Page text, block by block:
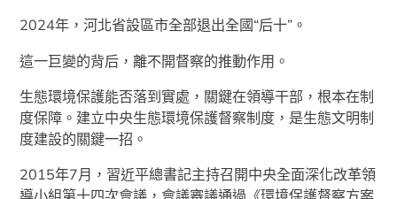
2024年，河北省設區市全部退出全國“后十”。
這一巨變的背后，離不開督察的推動作用。
生態環境保護能否落到實處，關鍵在領導干部，根本在制
度保障。建立中央生態環境保護督察制度，是生態文明制
度建設的關鍵一招。
2015年7月，習近平總書記主持召開中央全面深化改革領
導小組第十四次會議，會議審議通過《環境保護督察方案